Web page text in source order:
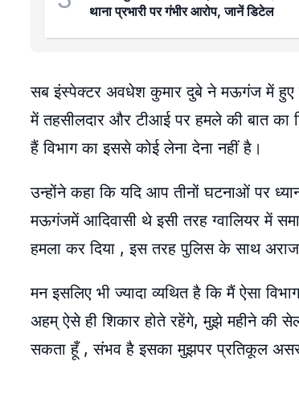
थाना प्रभारी पर गंभीर आरोप, जानें डिटेल
सब इंस्पेक्टर अवधेश कुमार दुबे ने मऊगंज में हुए
में तहसीलदार और टीआई पर हमले की बात का
हैं विभाग का इससे कोई लेना देना नहीं है।
उन्होंने कहा कि यदि आप तीनों घटनाओं पर
मऊगंजमें आदिवासी थे इसी तरह ग्वालियर में
हमला कर दिया , इस तरह पुलिस के साथ
मन इसलिए भी ज्यादा व्यथित है कि मैं ऐसा
अहम् ऐसे ही शिकार होते रहेंगे, मुझे महीने की
सकता हूँ , संभव है इसका मुझपर प्रतिकूल असर